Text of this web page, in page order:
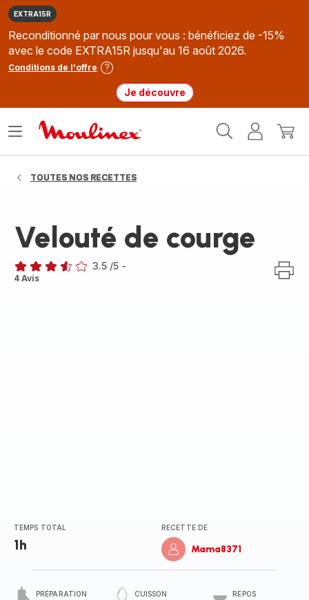
EXTRA15R
Reconditionné par nous pour vous : bénéficiez de -15%
avec le code EXTRA15R jusqu'au 16 août 2026.
Conditions de l'offre
Je découvre
MonMon
Ouvrir
TOUTES NOS RECETTES
Velouté de courge
ratings.3.5
3.5 /5 -
4 Avis
TEMPS TOTAL
1h
RECETTE DE
Mama8371
PRÉPARATION CUISSON REPOS